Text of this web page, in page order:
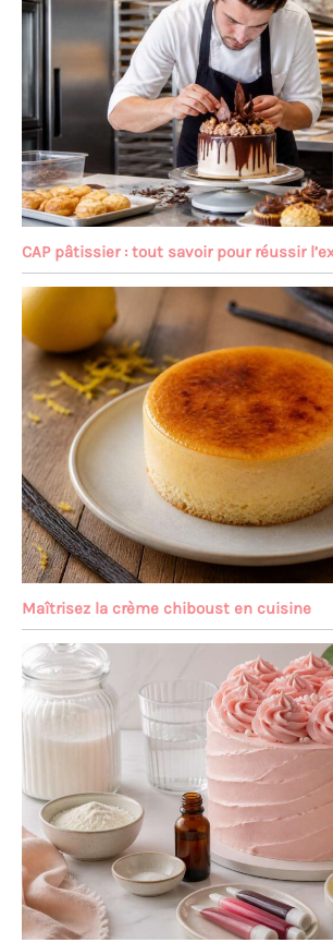
CAP pâtissier : tout savoir pour réussir
Maîtrisez la crème chiboust en cuisine